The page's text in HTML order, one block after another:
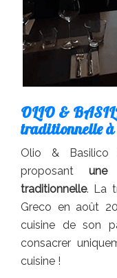
OLIO &
traditionnelle
Olio &
proposant une
traditionnelle. La
Greco en août
cuisine de son
consacrer
cuisine !